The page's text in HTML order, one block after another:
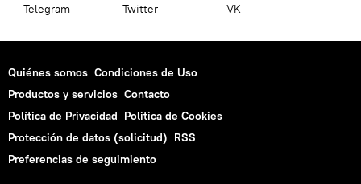
Telegram Twitter VK
Quiénes somos Condiciones de Uso
Productos y servicios Contacto
Política de Privacidad Politica de Cookies
Protección de datos (solicitud) RSS
Preferencias de seguimiento